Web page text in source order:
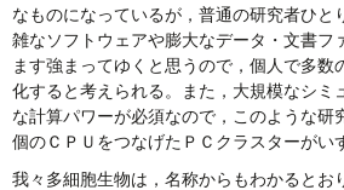
なものになっているが，普通の研究者ひと
雑なソフトウェアや膨大なデータ・文書フ
ます強まってゆくと思うので，個人で多数
化すると考えられる。また，大規模なシミ
な計算パワーが必須なので，このような研
個のＣＰＵをつなげたＰＣクラスターがい
我々多細胞生物は，名称からもわかるとお